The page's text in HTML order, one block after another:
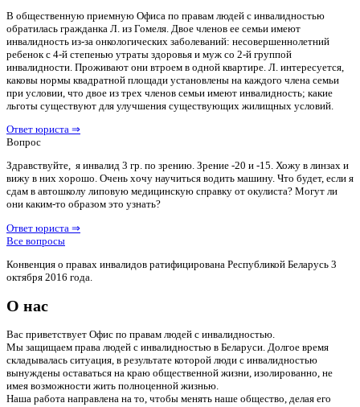
В общественную приемную Офиса по правам людей с инвалидностью
обратилась гражданка Л. из Гомеля. Двое членов ее семьи имеют
инвалидность из-за онкологических заболеваний: несовершеннолетний
ребенок с 4-й степенью утраты здоровья и муж со 2-й группой
инвалидности. Проживают они втроем в одной квартире. Л. интересуется,
каковы нормы квадратной площади установлены на каждого члена семьи
при условии, что двое из трех членов семьи имеют инвалидность; какие
льготы существуют для улучшения существующих жилищных условий.
Ответ юриста ⇒
Вопрос
Здравствуйте, я инвалид 3 гр. по зрению. Зрение -20 и -15. Хожу в линзах и
вижу в них хорошо. Очень хочу научиться водить машину. Что будет, если я
сдам в автошколу липовую медицинскую справку от окулиста? Могут ли
они каким-то образом это узнать?
Ответ юриста ⇒
Все вопросы
Конвенция о правах инвалидов ратифицирована Республикой Беларусь 3
октября 2016 года.
О нас
Вас приветствует Офис по правам людей с инвалидностью.
Мы защищаем права людей с инвалидностью в Беларуси. Долгое время
складывалась ситуация, в результате которой люди с инвалидностью
вынуждены оставаться на краю общественной жизни, изолированно, не
имея возможности жить полноценной жизнью.
Наша работа направлена на то, чтобы менять наше общество, делая его